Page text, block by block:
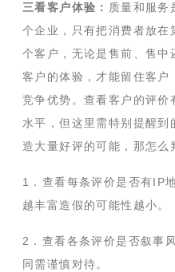
三看客户体验： 质量和服务
个企业，只有把消费者放
个客户，无论是售前、售
客户的体验，才能留住客户
竞争优势。查看客户的评价
水平，但这里需特别提醒
造大量好评的可能，那怎么
1．查看每条评价是否有IP
越丰富造假的可能性越小。
2．查看各条评价是否叙事
同需谨慎对待。